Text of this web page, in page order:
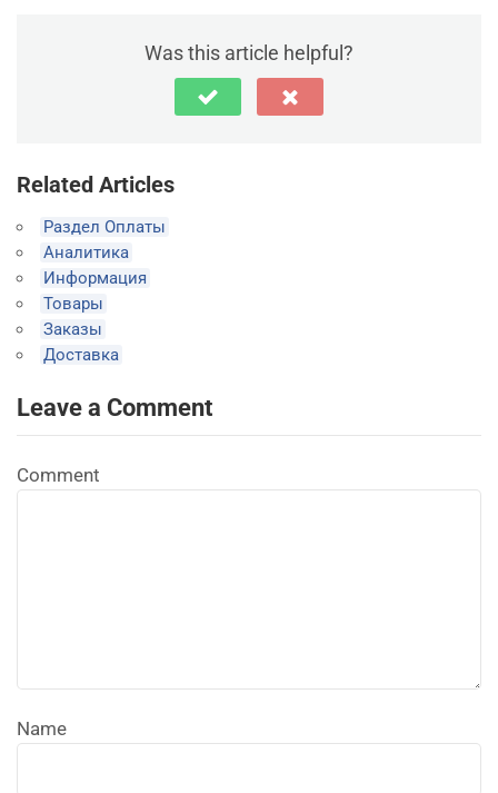
Was this article helpful?
Related Articles
Раздел Оплаты
Аналитика
Информация
Товары
Заказы
Доставка
Leave a Comment
Comment
Name